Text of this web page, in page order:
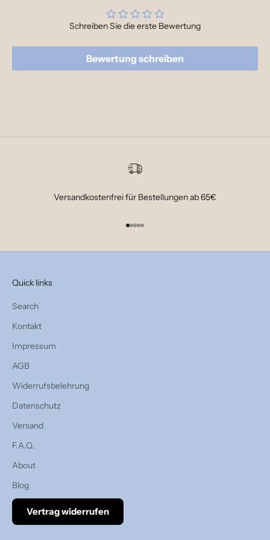
Schreiben Sie die erste Bewertung
Bewertung schreiben
Versandkostenfrei für Bestellungen ab 65€
Gehe zu Element 1
Gehe zu Element 2
Gehe zu Element 3
Gehe zu Element 4
Gehe zu Element 5
Quick links
Search
Kontakt
Impressum
AGB
Widerrufsbelehrung
Datenschutz
Versand
F.A.Q.
About
Blog
Vertrag widerrufen